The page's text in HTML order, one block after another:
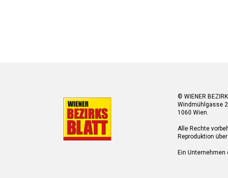
© WIENER
Windmühlgasse
1060 Wien.
Alle Rechte
Reproduktion
Ein Unternehmen